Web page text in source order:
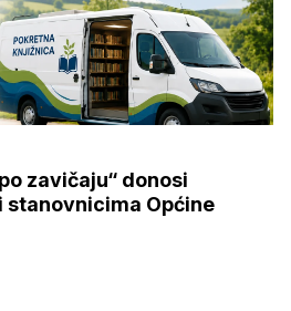
zavičaju“ donosi
stanovnicima Općine